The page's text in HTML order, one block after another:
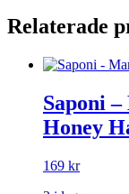
Relaterade
Saponi
Honey
169 kr